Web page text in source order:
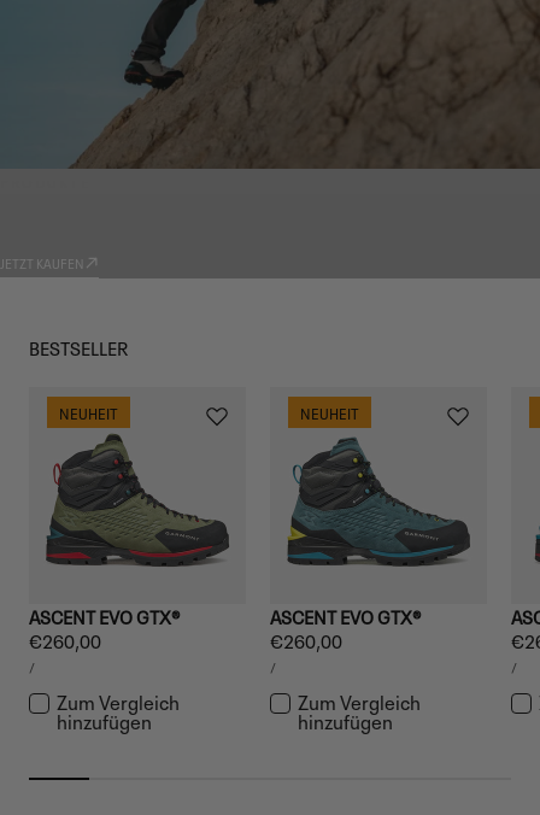
JETZT KAUFEN
BESTSELLER
NEUHEIT
ASCENT EVO GTX®
Regulärer
Preis
€260,00
STÜCKPREIS
/PRO
Zum Vergleich
hinzufügen
NEUHEIT
ASCENT EVO GTX®
Regulärer
Preis
€260,00
STÜCKPREIS
/PRO
Zum Vergleich
hinzufügen
/